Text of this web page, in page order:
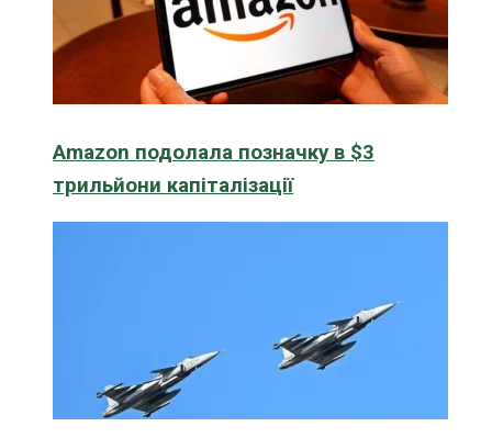
Amazon подолала позначку в $3
трильйони капіталізації